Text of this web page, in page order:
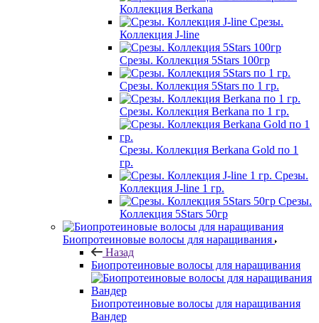
Коллекция Berkana
Срезы.
Коллекция J-line
Срезы. Коллекция 5Stars 100гр
Срезы. Коллекция 5Stars по 1 гр.
Срезы. Коллекция Berkana по 1 гр.
Срезы. Коллекция Berkana Gold по 1
гр.
Срезы.
Коллекция J-line 1 гр.
Срезы.
Коллекция 5Stars 50гр
Биопротеиновые волосы для наращивания
Назад
Биопротеиновые волосы для наращивания
Биопротеиновые волосы для наращивания
Вандер